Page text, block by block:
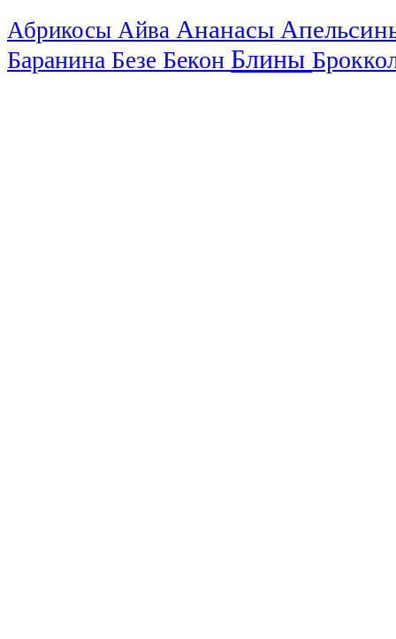
Абрикосы Айва Ананасы
Баранина Безе Бекон Блины